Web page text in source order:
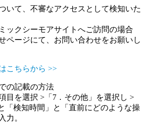
いて、不審なアクセスとして検知いた
ックシーモアサイトへご訪問の場合
ページにて、お問い合わせをお願いし
こちらから >>
の記載の方法
目を選択 >「7．その他」を選択し >
「検知時間」と「直前にどのような操
力。